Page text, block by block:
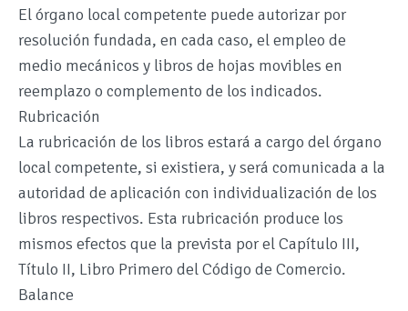
El órgano local competente puede autorizar por
resolución fundada, en cada caso, el empleo de
medio mecánicos y libros de hojas movibles en
reemplazo o complemento de los indicados.
Rubricación
La rubricación de los libros estará a cargo del órgano
local competente, si existiera, y será comunicada a la
autoridad de aplicación con individualización de los
libros respectivos. Esta rubricación produce los
mismos efectos que la prevista por el Capítulo III,
Título II, Libro Primero del Código de Comercio.
Balance